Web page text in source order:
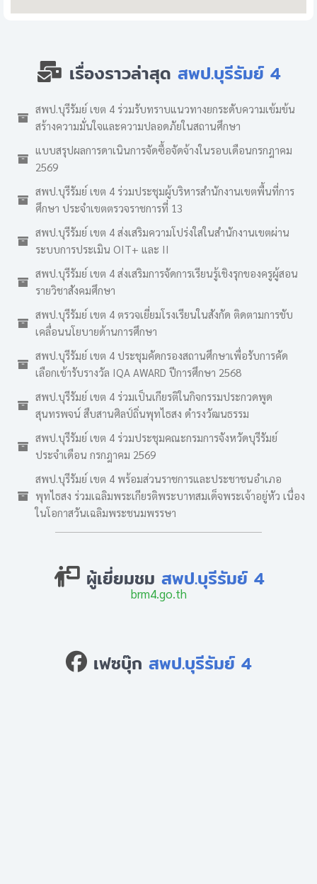
เรื่องราวล่าสุด สพป.บุรีรัมย์ 4
สพป.บุรีรัมย์ เขต 4 ร่วมรับทราบแนวทางยกระดับความเข้มข้น
สร้างความมั่นใจและความปลอดภัยในสถานศึกษา
แบบสรุปผลการดาเนินการจัดซื้อจัดจ้างในรอบเดือนกรกฎาคม
2569
สพป.บุรีรัมย์ เขต 4 ร่วมประชุมผู้บริหารสำนักงานเขตพื้นที่การ
ศึกษา ประจำเขตตรวจราชการที่ 13
สพป.บุรีรัมย์ เขต 4 ส่งเสริมความโปร่งใสในสำนักงานเขตผ่าน
ระบบการประเมิน OIT+ และ II
สพป.บุรีรัมย์ เขต 4 ส่งเสริมการจัดการเรียนรู้เชิงรุกของครูผู้สอน
รายวิชาสังคมศึกษา
สพป.บุรีรัมย์ เขต 4 ตรวจเยี่ยมโรงเรียนในสังกัด ติดตามการขับ
เคลื่อนนโยบายด้านการศึกษา
สพป.บุรีรัมย์ เขต 4 ประชุมคัดกรองสถานศึกษาเพื่อรับการคัด
เลือกเข้ารับรางวัล IQA AWARD ปีการศึกษา 2568
สพป.บุรีรัมย์ เขต 4 ร่วมเป็นเกียรติในกิจกรรมประกวดพูด
สุนทรพจน์ สืบสานศิลป์ถิ่นพุทไธสง ดำรงวัฒนธรรม
สพป.บุรีรัมย์ เขต 4 ร่วมประชุมคณะกรมการจังหวัดบุรีรัมย์
ประจำเดือน กรกฎาคม 2569
สพป.บุรีรัมย์ เขต 4 พร้อมส่วนราชการและประชาชนอำเภอ
พุทไธสง ร่วมเฉลิมพระเกียรติพระบาทสมเด็จพระเจ้าอยู่หัว เนื่อง
ในโอกาสวันเฉลิมพระชนมพรรษา
ผู้เยี่ยมชม สพป.บุรีรัมย์ 4
brm4.go.th
เฟซบุ๊ก สพป.บุรีรัมย์ 4